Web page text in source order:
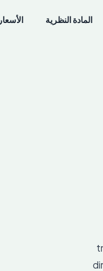
المادة النظرية الأسعار